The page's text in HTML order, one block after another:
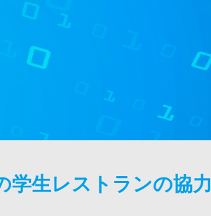
学生レストランの協力